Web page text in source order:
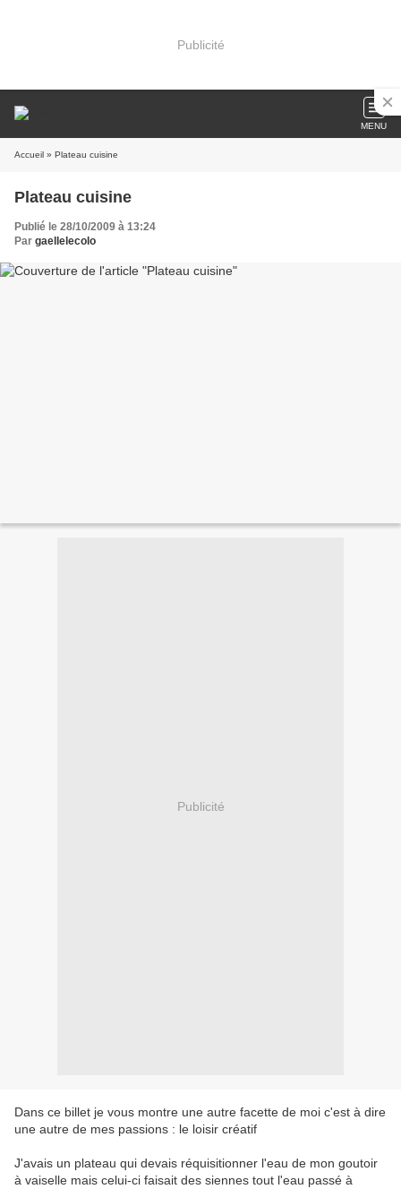
Publicité
MENU
Accueil » Plateau cuisine
Plateau cuisine
Publié le 28/10/2009 à 13:24
Par gaellelecolo
Publicité
Dans ce billet je vous montre une autre facette de moi c'est à dire
une autre de mes passions : le loisir créatif
J'avais un plateau qui devais réquisitionner l'eau de mon goutoir
à vaiselle mais celui-ci faisait des siennes tout l'eau passé à